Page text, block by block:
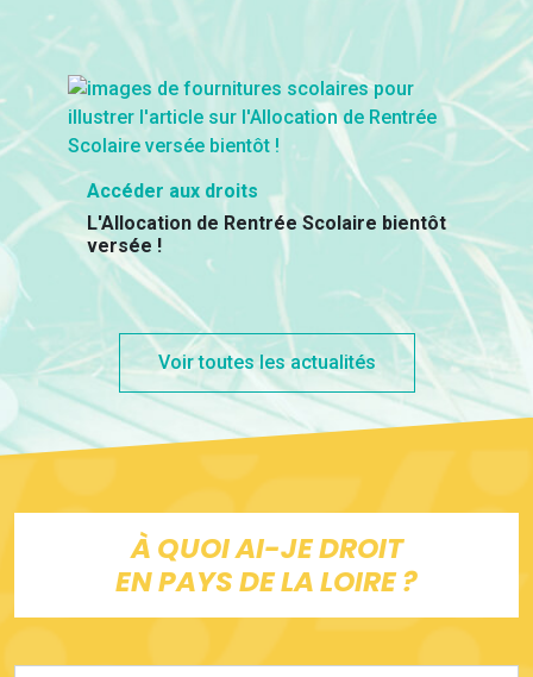
Accéder aux droits
L'Allocation de Rentrée Scolaire bientôt
versée !
Voir toutes les actualités
À QUOI AI-JE DROIT
EN PAYS DE LA LOIRE ?